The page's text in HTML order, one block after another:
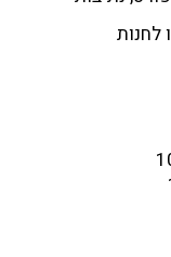
לחנות